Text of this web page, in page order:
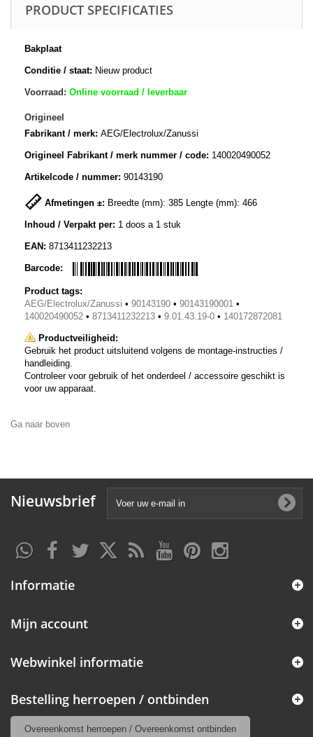
PRODUCT SPECIFICATIES
Bakplaat
Conditie / staat: Nieuw product
Voorraad: Online voorraad / leverbaar
Origineel
Fabrikant / merk: AEG/Electrolux/Zanussi
Origineel Fabrikant / merk nummer / code: 140020490052
Artikelcode / nummer: 90143190
Afmetingen ±: Breedte (mm): 385 Lengte (mm): 466
Inhoud / Verpakt per: 1 doos a 1 stuk
EAN: 8713411232213
Barcode:
Product tags:
AEG/Electrolux/Zanussi • 90143190 • 90143190001 •
140020490052 • 8713411232213 • 9.01.43.19-0 • 140172872081
Productveiligheid:
Gebruik het product uitsluitend volgens de montage-instructies /
handleiding.
Controleer voor gebruik of het onderdeel / accessoire geschikt is
voor uw apparaat.
Ga naar boven
Nieuwsbrief
Informatie
Mijn account
Webwinkel informatie
Bestelling herroepen / ontbinden
Overeenkomst herroepen / Overeenkomst ontbinden